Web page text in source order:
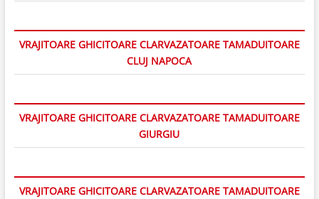
VRAJITOARE GHICITOARE CLARVAZATOARE TAMADUITOARE
CLUJ NAPOCA
VRAJITOARE GHICITOARE CLARVAZATOARE TAMADUITOARE
GIURGIU
VRAJITOARE GHICITOARE CLARVAZATOARE TAMADUITOARE